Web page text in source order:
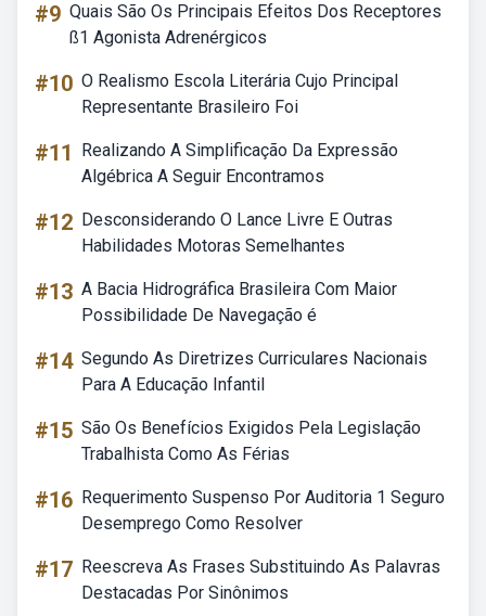
#9 Quais São Os Principais Efeitos Dos Receptores
ß1 Agonista Adrenérgicos
#10 O Realismo Escola Literária Cujo Principal
Representante Brasileiro Foi
#11
Realizando A Simplificação Da Expressão
Algébrica A Seguir Encontramos
#12 Desconsiderando O Lance Livre E Outras
Habilidades Motoras Semelhantes
#13 A Bacia Hidrográfica Brasileira Com Maior
Possibilidade De Navegação é
#14 Segundo As Diretrizes Curriculares Nacionais
Para A Educação Infantil
#15 São Os Benefícios Exigidos Pela Legislação
Trabalhista Como As Férias
#16 Requerimento Suspenso Por Auditoria 1 Seguro
Desemprego Como Resolver
#17 Reescreva As Frases Substituindo As Palavras
Destacadas Por Sinônimos